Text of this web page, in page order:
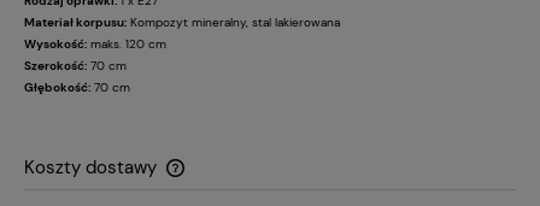
Materiał korpusu: Kompozyt mineralny, stal lakierowana
Wysokość: maks. 120 cm
Szerokość: 70 cm
Głębokość: 70 cm
Koszty dostawy
Cena nie zawiera ewentualnych kosztów płatności